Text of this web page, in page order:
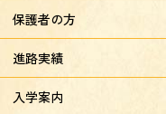
保護者の方
進路実績
入学案内